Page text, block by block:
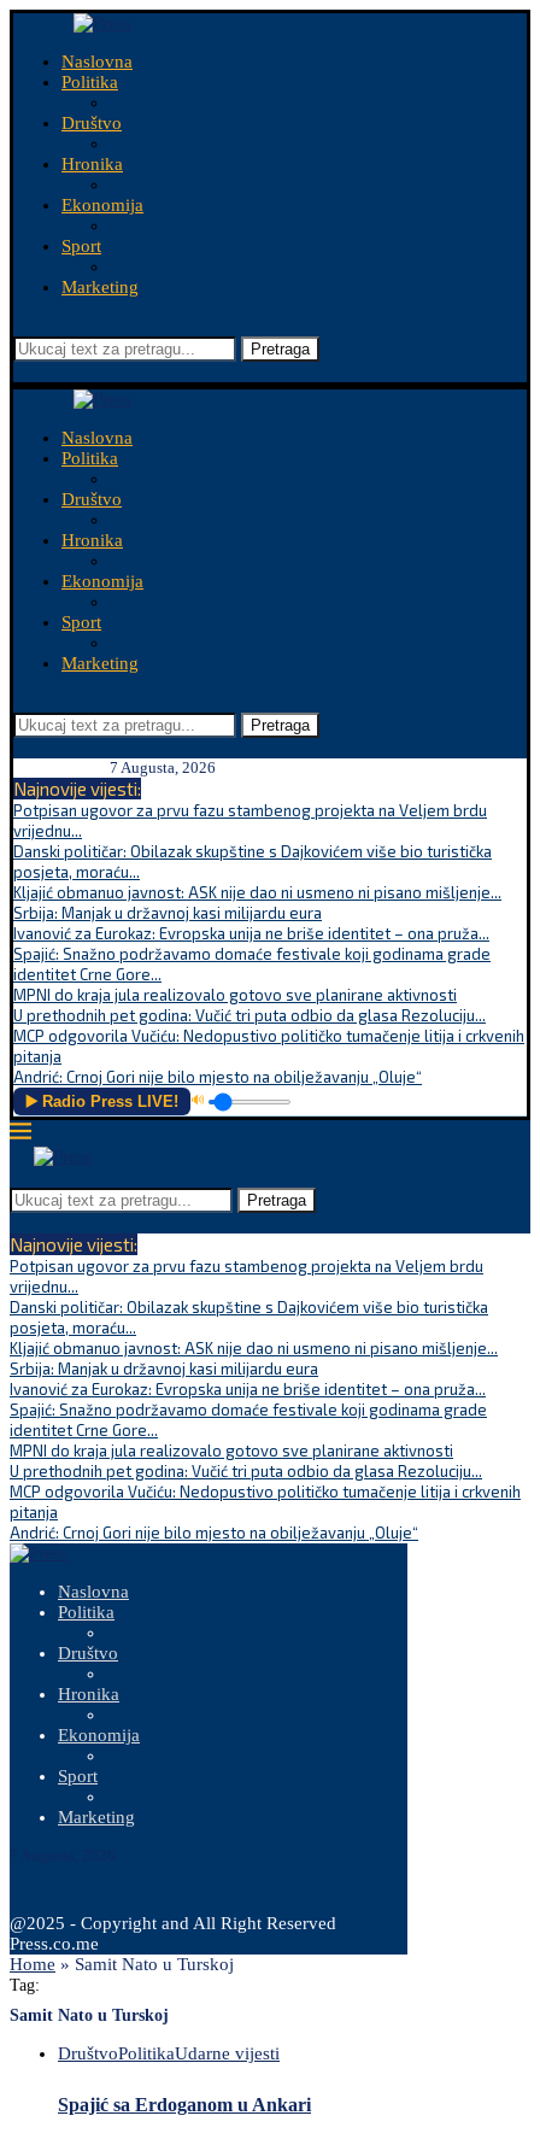
Naslovna
Politika
Društvo
Hronika
Ekonomija
Sport
Marketing
Pretraga
Naslovna
Politika
Društvo
Hronika
Ekonomija
Sport
Marketing
Pretraga
7 Augusta, 2026
Najnovije vijesti:
Potpisan ugovor za prvu fazu stambenog projekta na Veljem brdu
vrijednu...
Danski političar: Obilazak skupštine s Dajkovićem više bio turistička
posjeta, moraću...
Kljajić obmanuo javnost: ASK nije dao ni usmeno ni pisano mišljenje...
Srbija: Manjak u državnoj kasi milijardu eura
Ivanović za Eurokaz: Evropska unija ne briše identitet – ona pruža...
Spajić: Snažno podržavamo domaće festivale koji godinama grade
identitet Crne Gore...
MPNI do kraja jula realizovalo gotovo sve planirane aktivnosti
U prethodnih pet godina: Vučić tri puta odbio da glasa Rezoluciju...
MCP odgovorila Vučiću: Nedopustivo političko tumačenje litija i crkvenih
pitanja
Andrić: Crnoj Gori nije bilo mjesto na obilježavanju „Oluje“
▶️ Radio Press LIVE! 🔊
Pretraga
Najnovije vijesti:
Potpisan ugovor za prvu fazu stambenog projekta na Veljem brdu
vrijednu...
Danski političar: Obilazak skupštine s Dajkovićem više bio turistička
posjeta, moraću...
Kljajić obmanuo javnost: ASK nije dao ni usmeno ni pisano mišljenje...
Srbija: Manjak u državnoj kasi milijardu eura
Ivanović za Eurokaz: Evropska unija ne briše identitet – ona pruža...
Spajić: Snažno podržavamo domaće festivale koji godinama grade
identitet Crne Gore...
MPNI do kraja jula realizovalo gotovo sve planirane aktivnosti
U prethodnih pet godina: Vučić tri puta odbio da glasa Rezoluciju...
MCP odgovorila Vučiću: Nedopustivo političko tumačenje litija i crkvenih
pitanja
Andrić: Crnoj Gori nije bilo mjesto na obilježavanju „Oluje“
Naslovna
Politika
Društvo
Hronika
Ekonomija
Sport
Marketing
@2025 - Copyright and All Right Reserved
Press.co.me
Home » Samit Nato u Turskoj
Tag:
Samit Nato u Turskoj
DruštvoPolitikaUdarne vijesti
Spajić sa Erdoganom u Ankari